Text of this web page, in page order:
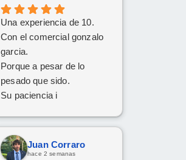
Una experiencia de 10.
Con el comercial gonzalo
garcia.
Porque a pesar de lo
pesado que sido.
Su paciencia i
Han cumplido el sueño de
mi familia
De tener el coche deseado.
Juan Corraro
hace 2 semanas